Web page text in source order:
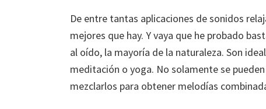
De entre tantas aplicaciones de sonidos
mejores que hay. Y vaya que he probado
al oído, la mayoría de la naturaleza. Son
meditación o yoga. No solamente se
mezclarlos para obtener melodías